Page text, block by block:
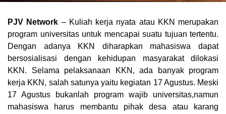
PJV Network – Kuliah kerja nyata atau KKN merupakan
program universitas untuk mencapai suatu tujuan tertentu.
Dengan adanya KKN diharapkan mahasiswa dapat
bersosialisasi dengan kehidupan masyarakat dilokasi
KKN. Selama pelaksanaan KKN, ada banyak program
kerja KKN, salah satunya yaitu kegiatan 17 Agustus. Meski
17 Agustus bukanlah program wajib universitas,namun
mahasiswa harus membantu pihak desa atau karang